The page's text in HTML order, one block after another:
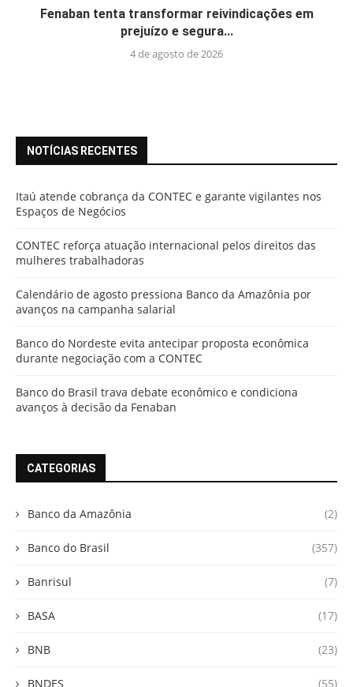
Fenaban tenta transformar reivindicações em
prejuízo e segura...
4 de agosto de 2026
NOTÍCIAS RECENTES
Itaú atende cobrança da CONTEC e garante vigilantes nos
Espaços de Negócios
CONTEC reforça atuação internacional pelos direitos das
mulheres trabalhadoras
Calendário de agosto pressiona Banco da Amazônia por
avanços na campanha salarial
Banco do Nordeste evita antecipar proposta econômica
durante negociação com a CONTEC
Banco do Brasil trava debate econômico e condiciona
avanços à decisão da Fenaban
CATEGORIAS
Banco da Amazônia (2)
Banco do Brasil (357)
Banrisul (7)
BASA (17)
BNB (23)
BNDES (55)